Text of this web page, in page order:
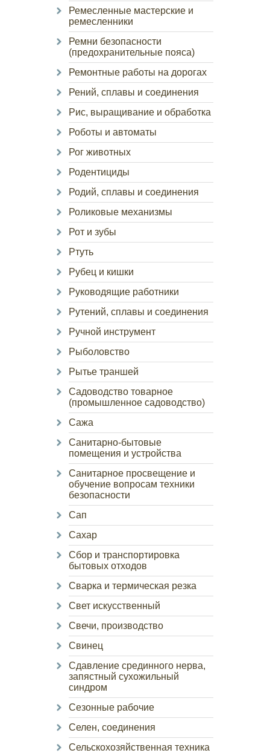
Ремесленные мастерские и
ремесленники
Ремни безопасности
(предохранительные пояса)
Ремонтные работы на дорогах
Рений, сплавы и соединения
Рис, выращивание и обработка
Роботы и автоматы
Рог животных
Родентициды
Родий, сплавы и соединения
Роликовые механизмы
Рот и зубы
Ртуть
Рубец и кишки
Руководящие работники
Рутений, сплавы и соединения
Ручной инструмент
Рыболовство
Рытье траншей
Садоводство товарное
(промышленное садоводство)
Сажа
Санитарно-бытовые
помещения и устройства
Санитарное просвещение и
обучение вопросам техники
безопасности
Сап
Сахар
Сбор и транспортировка
бытовых отходов
Сварка и термическая резка
Свет искусственный
Свечи, производство
Свинец
Сдавление срединного нерва,
запястный сухожильный
синдром
Сезонные рабочие
Селен, соединения
Сельскохозяйственная техника